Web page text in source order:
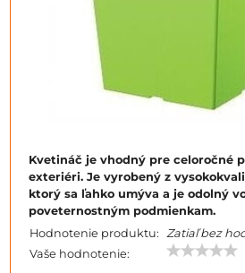
Kvetináč je vhodný pre celoročné
exteriéri. Je vyrobený z
ktorý sa ľahko umýva a je odolný
poveternostným podmienkam.
Hodnotenie produktu: Zatiaľ bez
Vaše hodnotenie: